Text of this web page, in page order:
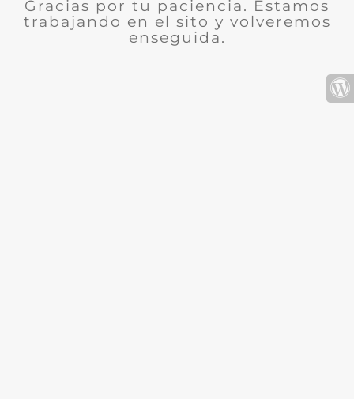
Gracias por tu paciencia. Estamos
trabajando en el sito y volveremos
enseguida.